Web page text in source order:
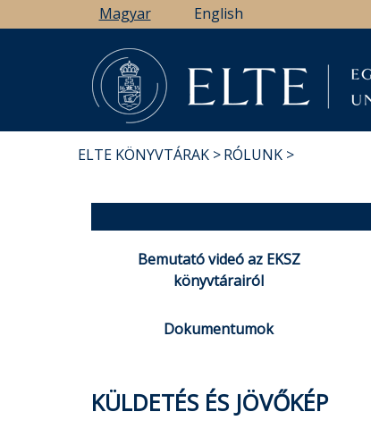
a
Magyar English
ELTE KÖNYVTÁRAK RÓLUNK
Bemutató videó az EKSZ
könyvtárairól
Dokumentumok
KÜLDETÉS ÉS JÖVŐKÉP